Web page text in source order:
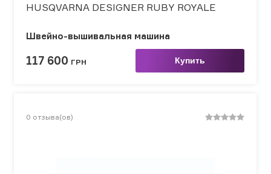
HUSQVARNA DESIGNER RUBY ROYALE
Швейно-вышивальная машина
117 600 ГРН Купить
0 отзыва(ов)